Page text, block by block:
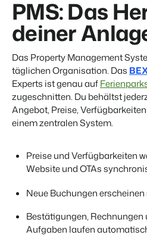
Marketing
Online-Marketing
Die starke Kombination aus
Marketing
Immobilien Marketing
Dein Projekt im Handumdrehen
Booking Analytics
Premium BI-Tool
Verbreite dein Angebot
relevante Channels und
erreiche deine
Mehr erfahren
Über uns
Customer Success
Erhalte Antworten auf deine Fragen.
Jobs
Finde hier deinen neuen Traumjob!
Nimm Kontakt mit uns auf.
Lerne unsere Kultur & Werte kennen.
PMS: Das
deiner
Das Property Management
täglichen Organisation. Das
Experts ist genau auf
zugeschnitten. Du behältst
Angebot, Preise,
einem zentralen System.
Preise und Verfügbarkeiten
Website und OTAs
Neue Buchungen
Bestätigungen, Rechnungen
Aufgaben laufen